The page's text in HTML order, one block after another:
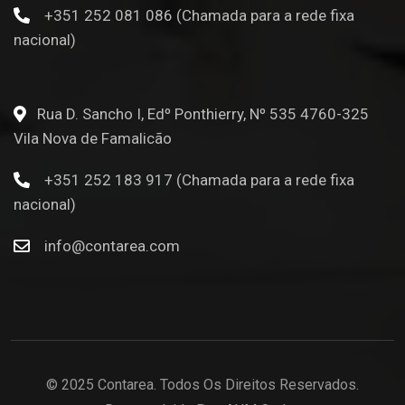
+351 252 081 086 (Chamada para a rede fixa
nacional)
Rua D. Sancho I, Edº Ponthierry, Nº 535 4760-325
Vila Nova de Famalicão
+351 252 183 917 (Chamada para a rede fixa
nacional)
info@contarea.com
© 2025 Contarea. Todos Os Direitos Reservados.